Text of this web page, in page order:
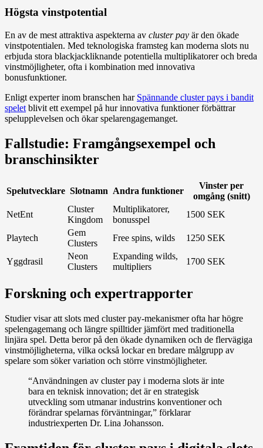
Högsta vinstpotential
En av de mest attraktiva aspekterna av cluster pay är den ökade
vinstpotentialen. Med teknologiska framsteg kan moderna slots nu
erbjuda stora blackjackliknande potentiella multiplikatorer och breda
vinstmöjligheter, ofta i kombination med innovativa
bonusfunktioner.
Enligt experter inom branschen har Spännande cluster pays i bandit
spelet blivit ett exempel på hur innovativa funktioner förbättrar
spelupplevelsen och ökar spelarengagemanget.
Fallstudie: Framgångsexempel och
branschinsikter
Spelutvecklare Slotnamn Andra funktioner
Vinster per
omgång (snitt)
NetEnt
Cluster
Kingdom
Multiplikatorer,
bonusspel
1500 SEK
Playtech
Gem
Clusters
Free spins, wilds 1250 SEK
Yggdrasil
Neon
Clusters
Expanding wilds,
multipliers
1700 SEK
Forskning och expertrapporter
Studier visar att slots med cluster pay-mekanismer ofta har högre
spelengagemang och längre spilltider jämfört med traditionella
linjära spel. Detta beror på den ökade dynamiken och de flervägiga
vinstmöjligheterna, vilka också lockar en bredare målgrupp av
spelare som söker variation och större vinstmöjligheter.
“Användningen av cluster pay i moderna slots är inte
bara en teknisk innovation; det är en strategisk
utveckling som utmanar industrins konventioner och
förändrar spelarnas förväntningar,” förklarar
industriexperten Dr. Lina Johansson.